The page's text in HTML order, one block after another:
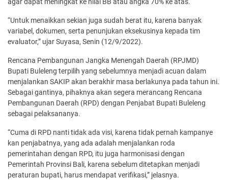
agar dapat meningkat ke nilai BB atau angka 70% ke atas.
“Untuk menaikkan sekian juga sudah berat itu, karena banyak
variabel, dokumen, serta penunjukan eksekusinya kepada tim
evaluator,” ujar Suyasa, Senin (12/9/2022).
Rencana Pembangunan Jangka Menengah Daerah (RPJMD)
Bupati Buleleng terpilih yang sebelumnya menjadi acuan dalam
menjalankan SAKIP akan berakhir masa berlakunya pada tahun ini.
Sebagai gantinya, pihaknya akan segera merancang Rencana
Pembangunan Daerah (RPD) dengan Penjabat Bupati Buleleng
sebagai pelaksananya.
“Cuma di RPD nanti tidak ada visi, karena tidak pernah kampanye
kan penjabatnya, yang ada adalah menjalankan roda
pemerintahan dengan RPD, itu juga harmonisasi dengan
Pemerintah Provinsi Bali, karena sebelum ditetapkan menjadi
peraturan bupati, harus mendapat verifikasi,” jelasnya.